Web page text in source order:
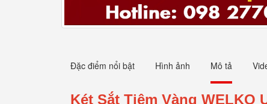
Đặc điểm nổi bật Hình ảnh Mô tả
Két Sắt Tiệm Vàng WELKO